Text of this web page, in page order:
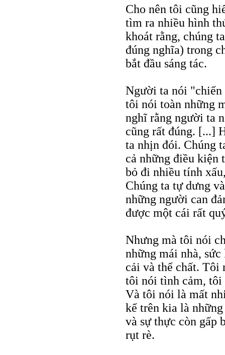
Cho nên tôi cũng
tìm ra nhiều hình
khoát rằng, chúng
đúng nghĩa) trong
bắt đầu sáng tác.
Người ta nói "chiến
tôi nói toàn những
nghĩ rằng người ta
cũng rất đúng. [...]
ta nhịn đói. Chúng
cả những điều kiện
bỏ đi nhiều tính
Chúng ta tự dưng
những người can
được một cái rất
Nhưng mà tôi nói
những mái nhà,
cải và thể chất. Tôi
tôi nói tình cảm, tôi
Và tôi nói là mất
kể trên kia là
và sự thực còn gấp
rụt rè.